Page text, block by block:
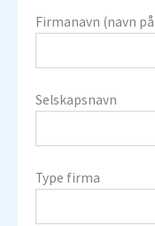
Firmanavn (navn
Selskapsnavn
Type firma